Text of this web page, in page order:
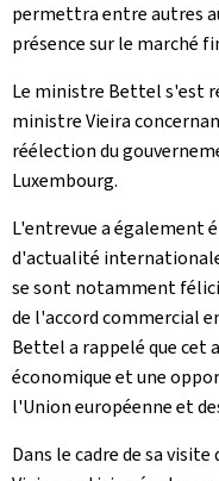
permettra entre autres
présence sur le marché
Le ministre Bettel s'est
ministre Vieira
réélection du
Luxembourg.
L'entrevue a également
d'actualité
se sont notamment
de l'accord commercial
Bettel a rappelé que cet
économique et une
l'Union européenne et
Dans le cadre de sa